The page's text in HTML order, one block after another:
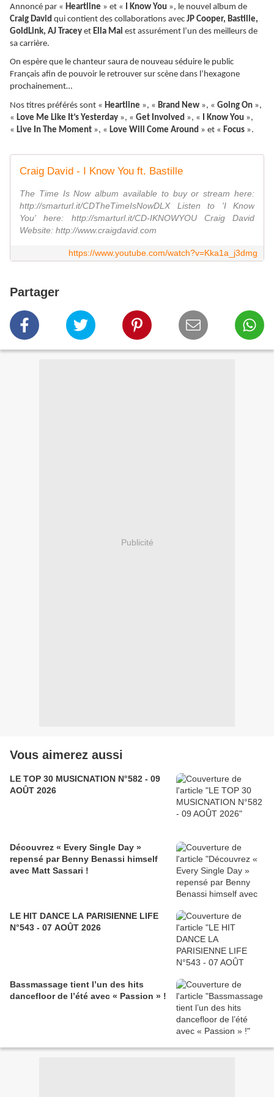
Annoncé par « Heartline » et « I Know You », le nouvel album de
Craig David qui contient des collaborations avec JP Cooper, Bastille,
GoldLink, AJ Tracey et Ella Mai est assurément l’un des meilleurs de
sa carrière.
On espère que le chanteur saura de nouveau séduire le public
Français afin de pouvoir le retrouver sur scène dans l’hexagone
prochainement…
Nos titres préférés sont « Heartline », « Brand New », « Going On »,
« Love Me Like It’s Yesterday », « Get Involved », « I Know You »,
« Live In The Moment », « Love Will Come Around » et « Focus ».
Craig David - I Know You ft. Bastille
The Time Is Now album available to buy or stream here:
http://smarturl.it/CDTheTimeIsNowDLX Listen to 'I Know
You' here: http://smarturl.it/CD-IKNOWYOU Craig David
Website: http://www.craigdavid.com
https://www.youtube.com/watch?v=Kka1a_j3dmg
Partager
Publicité
Vous aimerez aussi
LE TOP 30 MUSICNATION N°582 - 09
AOÛT 2026
Découvrez « Every Single Day »
repensé par Benny Benassi himself
avec Matt Sassari !
LE HIT DANCE LA PARISIENNE LIFE
N°543 - 07 AOÛT 2026
Bassmassage tient l’un des hits
dancefloor de l’été avec « Passion » !